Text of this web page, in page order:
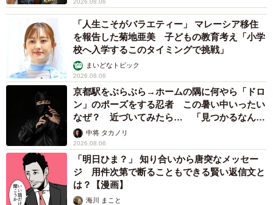
「人生こそがバラエティー」 マレーシア移住
を報告した菊地亜美 子どもの教育考え「小学
校へ入学するこのタイミングで挑戦」
まいどなトピック
2026.08.06
京都駅をぶらぶら→ホームの隅に何やら「ドロ
ン」のポーズをする忍者 この暑い中いったい
なぜ？ 近づいてみたら… 「見つかるなんて
未熟」中将 タカノリ
2026.08.06
「明日ひま？」 知り合いから唐突なメッセー
ジ 用件次第で断ることもできる賢い返信文と
は？【漫画】
海川 まこと